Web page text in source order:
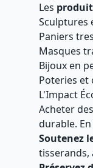
Les
Sculptures
Paniers
Masques
Bijoux en
Poteries et
L'Impact
Acheter des
durable.
Soutenez
tisserands,